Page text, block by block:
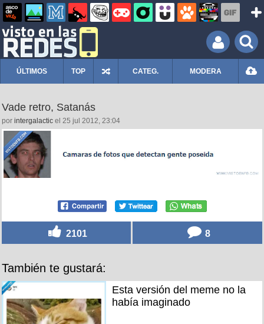
ÚLTIMOS TOP CATEG. MODERA
Vade retro, Satanás
por intergalactic el 25 jul 2012, 23:04
2101 8
También te gustará:
Esta versión del meme no la
había imaginado